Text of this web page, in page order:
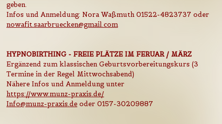
geben.
Infos und Anmeldung: Nora Waßmuth 01522-4823737 oder
nowafit.saarbruecken@gmail.com
HYPNOBIRTHING - FREIE PLÄTZE IM FERUAR / MÄRZ
Ergänzend zum klassischen Geburtsvorbereitungskurs (3
Termine in der Regel Mittwochsabend)
Nähere Infos und Anmeldung unter
https://www.munz-praxis.de/
Info@munz-praxis.de oder 0157-30209887